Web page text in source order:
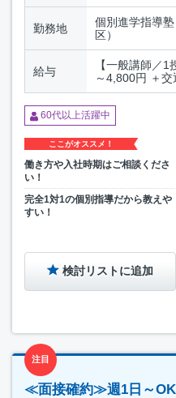
勤務地
個別進学指導
区）
給与
【一般講師／
～4,800円 ＋交
60代以上活躍中
ここがオススメ！
働き方や入社時期はご相談くださ
い！
完全1対1の個別指導だから教えや
すい！
検討リストに追加
注目
≪面接確約≫週1日～OK